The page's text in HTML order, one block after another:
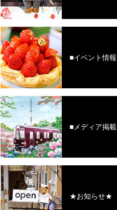
■イベント情報
■メディア掲載
★お知らせ★